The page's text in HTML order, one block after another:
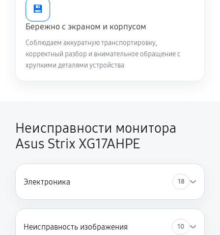
💾
Бережно с экраном и корпусом
Соблюдаем аккуратную транспортировку,
корректный разбор и внимательное обращение с
хрупкими деталями устройства
Неисправности монитора
Asus Strix XG17AHPE
Электроника 18
Неисправность изображения 10